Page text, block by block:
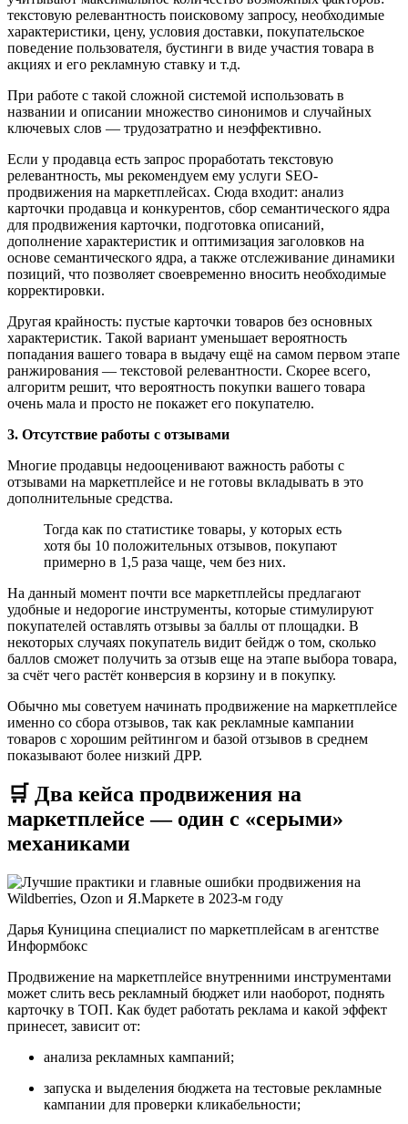
текстовую релевантность поисковому запросу, необходимые
характеристики, цену, условия доставки, покупательское
поведение пользователя, бустинги в виде участия товара в
акциях и его рекламную ставку и т.д.
При работе с такой сложной системой использовать в
названии и описании множество синонимов и случайных
ключевых слов — трудозатратно и неэффективно.
Если у продавца есть запрос проработать текстовую
релевантность, мы рекомендуем ему услуги SEO-
продвижения на маркетплейсах. Сюда входит: анализ
карточки продавца и конкурентов, сбор семантического ядра
для продвижения карточки, подготовка описаний,
дополнение характеристик и оптимизация заголовков на
основе семантического ядра, а также отслеживание динамики
позиций, что позволяет своевременно вносить необходимые
корректировки.
Другая крайность: пустые карточки товаров без основных
характеристик. Такой вариант уменьшает вероятность
попадания вашего товара в выдачу ещё на самом первом этапе
ранжирования — текстовой релевантности. Скорее всего,
алгоритм решит, что вероятность покупки вашего товара
очень мала и просто не покажет его покупателю.
3. Отсутствие работы с отзывами
Многие продавцы недооценивают важность работы с
отзывами на маркетплейсе и не готовы вкладывать в это
дополнительные средства.
Тогда как по статистике товары, у которых есть
хотя бы 10 положительных отзывов, покупают
примерно в 1,5 раза чаще, чем без них.
На данный момент почти все маркетплейсы предлагают
удобные и недорогие инструменты, которые стимулируют
покупателей оставлять отзывы за баллы от площадки. В
некоторых случаях покупатель видит бейдж о том, сколько
баллов сможет получить за отзыв еще на этапе выбора товара,
за счёт чего растёт конверсия в корзину и в покупку.
Обычно мы советуем начинать продвижение на маркетплейсе
именно со сбора отзывов, так как рекламные кампании
товаров с хорошим рейтингом и базой отзывов в среднем
показывают более низкий ДРР.
🛒 Два кейса продвижения на
маркетплейсе — один с «серыми»
механиками
Дарья Куницина специалист по маркетплейсам в агентстве
Информбокс
Продвижение на маркетплейсе внутренними инструментами
может слить весь рекламный бюджет или наоборот, поднять
карточку в ТОП. Как будет работать реклама и какой эффект
принесет, зависит от:
анализа рекламных кампаний;
запуска и выделения бюджета на тестовые рекламные
кампании для проверки кликабельности;